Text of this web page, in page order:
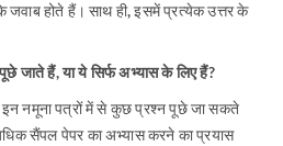
जवाब होते हैं। साथ ही, इसमें प्रत्येक उत्तर के
जाते हैं, या ये सिर्फ अभ्यास के लिए हैं?
में इन नमूना पत्रों में से कुछ प्रश्न पूछे जा सकते
सैंपल पेपर का अभ्यास करने का प्रयास